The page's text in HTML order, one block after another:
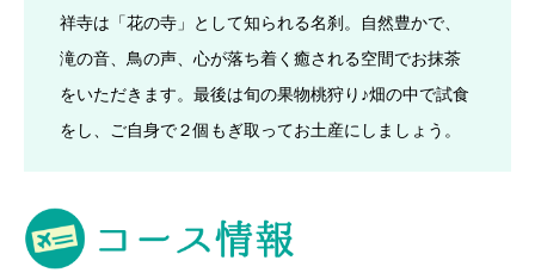
祥寺は「花の寺」として知られる名刹。自然豊かで、
滝の音、鳥の声、心が落ち着く癒される空間でお抹茶
をいただきます。最後は旬の果物桃狩り♪畑の中で試食
をし、ご自身で２個もぎ取ってお土産にしましょう。